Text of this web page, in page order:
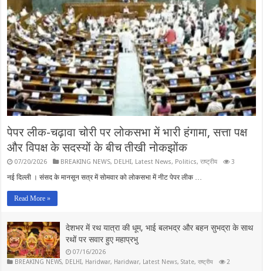
पेपर लीक-चढ़ावा चोरी पर लोकसभा में भारी हंगामा, सत्ता पक्ष
और विपक्ष के सदस्यों के बीच तीखी नोकझोंक
07/20/2026 BREAKING NEWS, DELHI, Latest News, Politics,राष्ट्रीय 3
नई दिल्ली । संसद के मानसून सत्र में सोमवार को लोकसभा में नीट पेपर लीक …
Read More »
देशभर में रथ यात्रा की धूम, भाई बलभद्र और बहन सुभद्रा के साथ
रथों पर सवार हुए महाप्रभु
07/16/2026
BREAKING NEWS, DELHI, Haridwar, Haridwar, Latest News,State,राष्ट्रीय 2